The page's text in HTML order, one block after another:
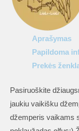
Aprašymas
Papildoma
Prekės
Pasiruoškite
jaukiu vaikišku
džemperis vaikams